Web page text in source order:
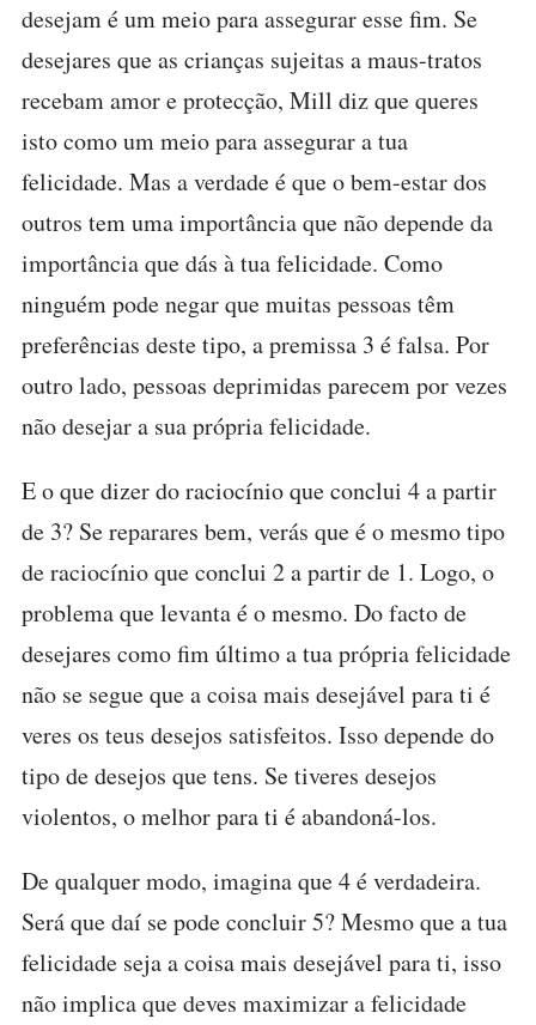
desejam é um meio para assegurar esse fim. Se
desejares que as crianças sujeitas a maus-tratos
recebam amor e protecção, Mill diz que queres
isto como um meio para assegurar a tua
felicidade. Mas a verdade é que o bem-estar dos
outros tem uma importância que não depende da
importância que dás à tua felicidade. Como
ninguém pode negar que muitas pessoas têm
preferências deste tipo, a premissa 3 é falsa. Por
outro lado, pessoas deprimidas parecem por vezes
não desejar a sua própria felicidade.
E o que dizer do raciocínio que conclui 4 a partir
de 3? Se reparares bem, verás que é o mesmo tipo
de raciocínio que conclui 2 a partir de 1. Logo, o
problema que levanta é o mesmo. Do facto de
desejares como fim último a tua própria felicidade
não se segue que a coisa mais desejável para ti é
veres os teus desejos satisfeitos. Isso depende do
tipo de desejos que tens. Se tiveres desejos
violentos, o melhor para ti é abandoná-los.
De qualquer modo, imagina que 4 é verdadeira.
Será que daí se pode concluir 5? Mesmo que a tua
felicidade seja a coisa mais desejável para ti, isso
não implica que deves maximizar a felicidade